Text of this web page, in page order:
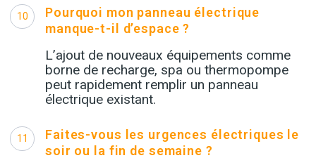
10
Pourquoi mon panneau électrique
manque-t-il d’espace ?
L’ajout de nouveaux équipements comme
borne de recharge, spa ou thermopompe
peut rapidement remplir un panneau
électrique existant.
11
Faites-vous les urgences électriques le
soir ou la fin de semaine ?